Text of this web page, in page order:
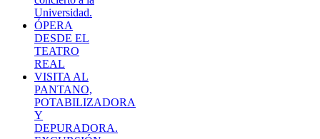
Universidad.
ÓPERA
DESDE EL
TEATRO
REAL
VISITA AL
PANTANO,
POTABILIZADORA
Y
DEPURADORA.